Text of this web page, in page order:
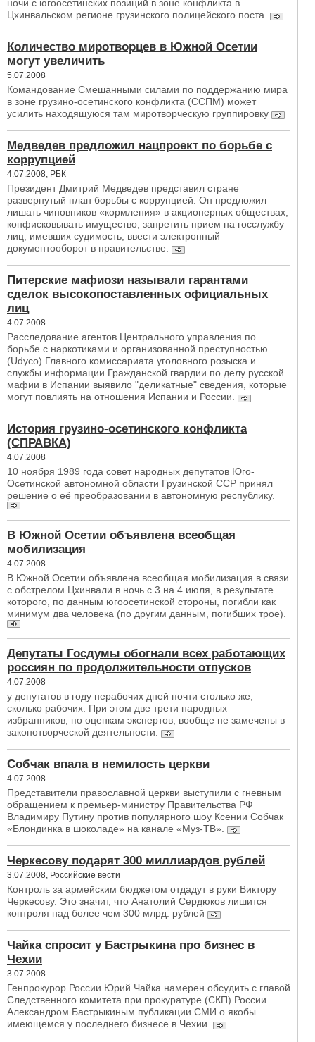
ночи с югоосетинских позиций в зоне конфликта в
Цхинвальском регионе грузинского полицейского поста.
Количество миротворцев в Южной Осетии
могут увеличить
5.07.2008
Командование Смешанными силами по поддержанию мира
в зоне грузино-осетинского конфликта (ССПМ) может
усилить находящуюся там миротворческую группировку
Медведев предложил нацпроект по борьбе с
коррупцией
4.07.2008, РБК
Президент Дмитрий Медведев представил стране
развернутый план борьбы с коррупцией. Он предложил
лишать чиновников «кормления» в акционерных обществах,
конфисковывать имущество, запретить прием на госслужбу
лиц, имевших судимость, ввести электронный
документооборот в правительстве.
Питерские мафиози называли гарантами
сделок высокопоставленных официальных
лиц
4.07.2008
Расследование агентов Центрального управления по
борьбе с наркотиками и организованной преступностью
(Udyco) Главного комиссариата уголовного розыска и
службы информации Гражданской гвардии по делу русской
мафии в Испании выявило "деликатные" сведения, которые
могут повлиять на отношения Испании и России.
История грузино-осетинского конфликта
(СПРАВКА)
4.07.2008
10 ноября 1989 года совет народных депутатов Юго-
Осетинской автономной области Грузинской ССР принял
решение о её преобразовании в автономную республику.
В Южной Осетии объявлена всеобщая
мобилизация
4.07.2008
В Южной Осетии объявлена всеобщая мобилизация в связи
с обстрелом Цхинвали в ночь с 3 на 4 июля, в результате
которого, по данным югоосетинской стороны, погибли как
минимум два человека (по другим данным, погибших трое).
Депутаты Госдумы обогнали всех работающих
россиян по продолжительности отпусков
4.07.2008
у депутатов в году нерабочих дней почти столько же,
сколько рабочих. При этом две трети народных
избранников, по оценкам экспертов, вообще не замечены в
законотворческой деятельности.
Собчак впала в немилость церкви
4.07.2008
Представители православной церкви выступили с гневным
обращением к премьер-министру Правительства РФ
Владимиру Путину против популярного шоу Ксении Собчак
«Блондинка в шоколаде» на канале «Муз-ТВ».
Черкесову подарят 300 миллиардов рублей
3.07.2008, Российские вести
Контроль за армейским бюджетом отдадут в руки Виктору
Черкесову. Это значит, что Анатолий Сердюков лишится
контроля над более чем 300 млрд. рублей
Чайка спросит у Бастрыкина про бизнес в
Чехии
3.07.2008
Генпрокурор России Юрий Чайка намерен обсудить с главой
Следственного комитета при прокуратуре (СКП) России
Александром Бастрыкиным публикации СМИ о якобы
имеющемся у последнего бизнесе в Чехии.